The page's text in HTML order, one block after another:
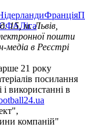
Франція
Ліга
15, м. Львів,
пошти
медіа в Реєстрі
21 року
посилання
використанні в
компаній"